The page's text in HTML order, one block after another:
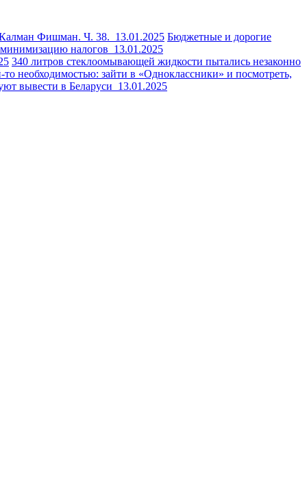
Калман Фишман. Ч. 38. 13.01.2025 Бюджетные и дорогие
минимизацию налогов 13.01.2025
340 литров стеклоомывающей жидкости пытались незаконно
необходимостью: зайти в «Одноклассники» и посмотреть,
вывести в Беларуси 13.01.2025